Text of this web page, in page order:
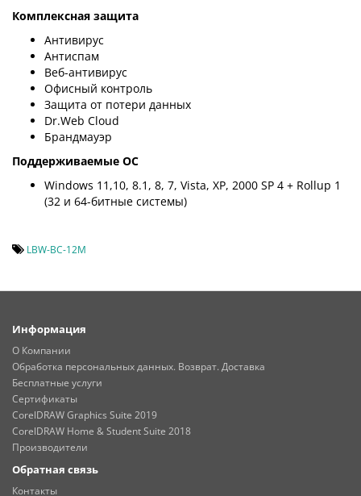
Комплексная защита
Антивирус
Антиспам
Веб-антивирус
Офисный контроль
Защита от потери данных
Dr.Web Cloud
Брандмауэр
Поддерживаемые ОС
Windows 11,10, 8.1, 8, 7, Vista, XP, 2000 SP 4 + Rollup 1
(32 и 64-битные системы)
LBW-BC-12M
Информация
О Компании
Обработка персональных данных. Возврат. Доставка
Бесплатные услуги
Сертификаты
CorelDRAW Graphics Suite 2019
CorelDRAW Home & Student Suite 2018
Производители
Обратная связь
Контакты